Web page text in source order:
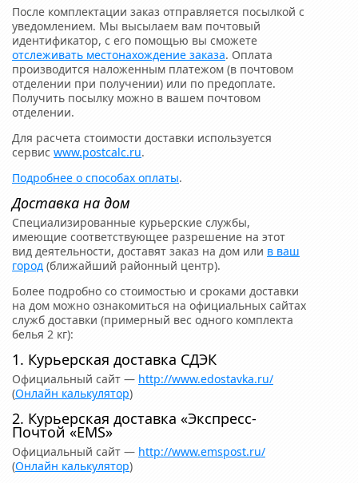
После комплектации заказ отправляется посылкой с
уведомлением. Мы высылаем вам почтовый
идентификатор, с его помощью вы сможете
отслеживать местонахождение заказа. Оплата
производится наложенным платежом (в почтовом
отделении при получении) или по предоплате.
Получить посылку можно в вашем почтовом
отделении.
Для расчета стоимости доставки используется
сервис www.postcalc.ru.
Подробнее о способах оплаты.
Доставка на дом
Специализированные курьерские службы,
имеющие соответствующее разрешение на этот
вид деятельности, доставят заказ на дом или в ваш
город (ближайший районный центр).
Более подробно со стоимостью и сроками доставки
на дом можно ознакомиться на официальных сайтах
служб доставки (примерный вес одного комплекта
белья 2 кг):
1. Курьерская доставка СДЭК
Официальный сайт — http://www.edostavka.ru/
(Онлайн калькулятор)
2. Курьерская доставка «Экспресс-
Почтой «EMS»
Официальный сайт — http://www.emspost.ru/
(Онлайн калькулятор)